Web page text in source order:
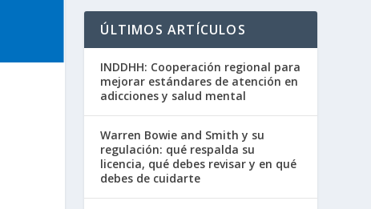
ÚLTIMOS ARTÍCULOS
INDDHH: Cooperación regional para
mejorar estándares de atención en
adicciones y salud mental
Warren Bowie and Smith y su
regulación: qué respalda su
licencia, qué debes revisar y en qué
debes de cuidarte